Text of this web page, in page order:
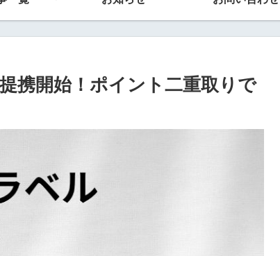
携開始！ポイント二重取りで